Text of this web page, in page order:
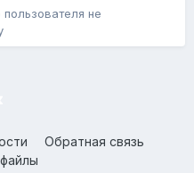
не
Обратная связь